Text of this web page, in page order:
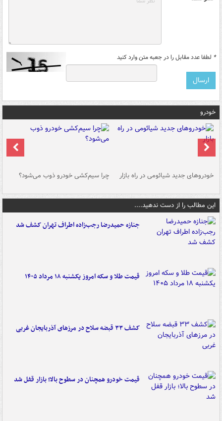
* لطفا عدد مقابل را در جعبه متن وارد کنید
خودرو
خودروهای جدید شیائومی در راه بازار چرا سیم‌کشی خودرو ذوب می‌شود؟
این مطالب را از دست ندهید....
جنازه حمیدرضا رجب‌زاده اطراف تهران کشف شد
قیمت طلا و سکه امروز یکشنبه ۱۸ مرداد ۱۴۰۵
کشف ۳۳ قبضه سلاح در مرزهای آذربایجان غربی
قیمت خودرو همچنان در سطوح بالا؛ بازار قفل شد